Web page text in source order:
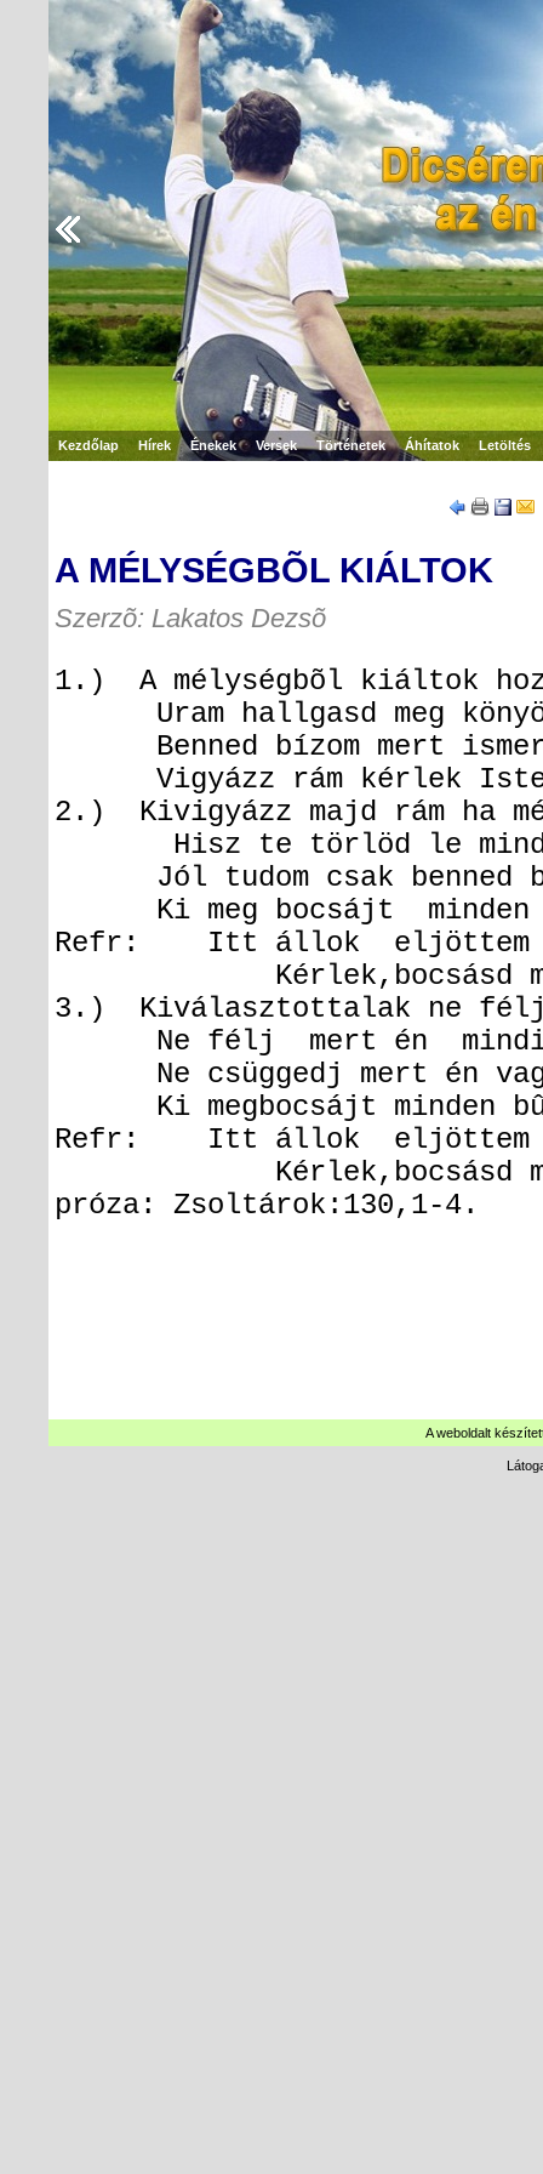
Kezdőlap Hírek Énekek Versek Történetek Áhítatok Letöltés
A MÉLYSÉGBÕL KIÁLTOK
Szerzõ: Lakatos Dezsõ
1.) A mélységbõl kiáltok
Uram hallgasd meg
Benned bízom mert
Vigyázz rám kérlek
2.) Kivigyázz majd rám ha
Hisz te törlöd le minden
Jól tudom csak benned
Ki meg bocsájt minden
Refr: Itt állok eljöttem
Kérlek,bocsásd meg
3.) Kiválasztottalak ne félj
Ne félj mert én mindig
Ne csüggedj mert én
Ki megbocsájt minden
Refr: Itt állok eljöttem
Kérlek,bocsásd meg
próza:
Zsoltárok:130,1-4.
A weboldalt